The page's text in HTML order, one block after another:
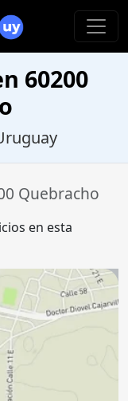
60200
Quebracho
en esta